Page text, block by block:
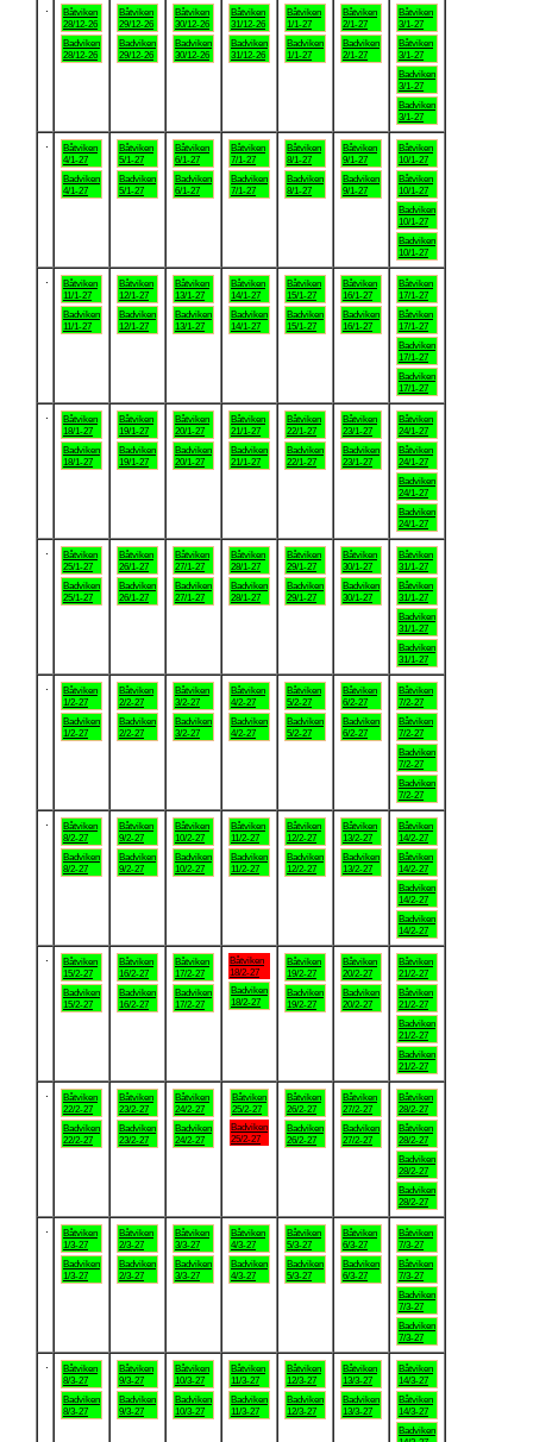
Båtviken
28/12-26
Badviken
28/12-26
Båtviken
29/12-26
Badviken
29/12-26
Båtviken
30/12-26
Badviken
30/12-26
Båtviken
31/12-26
Badviken
31/12-26
Båtviken
1/1-27
Badviken
1/1-27
Båtviken
2/1-27
Badviken
2/1-27
Båtviken
3/1-27
Båtviken
3/1-27
Badviken
3/1-27
Badviken
3/1-27
Båtviken
4/1-27
Badviken
4/1-27
Båtviken
5/1-27
Badviken
5/1-27
Båtviken
6/1-27
Badviken
6/1-27
Båtviken
7/1-27
Badviken
7/1-27
Båtviken
8/1-27
Badviken
8/1-27
Båtviken
9/1-27
Badviken
9/1-27
Båtviken
10/1-27
Båtviken
10/1-27
Badviken
10/1-27
Badviken
10/1-27
Båtviken
11/1-27
Badviken
11/1-27
Båtviken
12/1-27
Badviken
12/1-27
Båtviken
13/1-27
Badviken
13/1-27
Båtviken
14/1-27
Badviken
14/1-27
Båtviken
15/1-27
Badviken
15/1-27
Båtviken
16/1-27
Badviken
16/1-27
Båtviken
17/1-27
Båtviken
17/1-27
Badviken
17/1-27
Badviken
17/1-27
Båtviken
18/1-27
Badviken
18/1-27
Båtviken
19/1-27
Badviken
19/1-27
Båtviken
20/1-27
Badviken
20/1-27
Båtviken
21/1-27
Badviken
21/1-27
Båtviken
22/1-27
Badviken
22/1-27
Båtviken
23/1-27
Badviken
23/1-27
Båtviken
24/1-27
Båtviken
24/1-27
Badviken
24/1-27
Badviken
24/1-27
Båtviken
25/1-27
Badviken
25/1-27
Båtviken
26/1-27
Badviken
26/1-27
Båtviken
27/1-27
Badviken
27/1-27
Båtviken
28/1-27
Badviken
28/1-27
Båtviken
29/1-27
Badviken
29/1-27
Båtviken
30/1-27
Badviken
30/1-27
Båtviken
31/1-27
Båtviken
31/1-27
Badviken
31/1-27
Badviken
31/1-27
Båtviken
1/2-27
Badviken
1/2-27
Båtviken
2/2-27
Badviken
2/2-27
Båtviken
3/2-27
Badviken
3/2-27
Båtviken
4/2-27
Badviken
4/2-27
Båtviken
5/2-27
Badviken
5/2-27
Båtviken
6/2-27
Badviken
6/2-27
Båtviken
7/2-27
Båtviken
7/2-27
Badviken
7/2-27
Badviken
7/2-27
Båtviken
8/2-27
Badviken
8/2-27
Båtviken
9/2-27
Badviken
9/2-27
Båtviken
10/2-27
Badviken
10/2-27
Båtviken
11/2-27
Badviken
11/2-27
Båtviken
12/2-27
Badviken
12/2-27
Båtviken
13/2-27
Badviken
13/2-27
Båtviken
14/2-27
Båtviken
14/2-27
Badviken
14/2-27
Badviken
14/2-27
Båtviken
15/2-27
Badviken
15/2-27
Båtviken
16/2-27
Badviken
16/2-27
Båtviken
17/2-27
Badviken
17/2-27
Båtviken
18/2-27
Badviken
18/2-27
Båtviken
19/2-27
Badviken
19/2-27
Båtviken
20/2-27
Badviken
20/2-27
Båtviken
21/2-27
Båtviken
21/2-27
Badviken
21/2-27
Badviken
21/2-27
Båtviken
22/2-27
Badviken
22/2-27
Båtviken
23/2-27
Badviken
23/2-27
Båtviken
24/2-27
Badviken
24/2-27
Båtviken
25/2-27
Badviken
25/2-27
Båtviken
26/2-27
Badviken
26/2-27
Båtviken
27/2-27
Badviken
27/2-27
Båtviken
28/2-27
Båtviken
28/2-27
Badviken
28/2-27
Badviken
28/2-27
Båtviken
1/3-27
Badviken
1/3-27
Båtviken
2/3-27
Badviken
2/3-27
Båtviken
3/3-27
Badviken
3/3-27
Båtviken
4/3-27
Badviken
4/3-27
Båtviken
5/3-27
Badviken
5/3-27
Båtviken
6/3-27
Badviken
6/3-27
Båtviken
7/3-27
Båtviken
7/3-27
Badviken
7/3-27
Badviken
7/3-27
Båtviken
8/3-27
Badviken
8/3-27
Båtviken
9/3-27
Badviken
9/3-27
Båtviken
10/3-27
Badviken
10/3-27
Båtviken
11/3-27
Badviken
11/3-27
Båtviken
12/3-27
Badviken
12/3-27
Båtviken
13/3-27
Badviken
13/3-27
Båtviken
14/3-27
Båtviken
14/3-27
Badviken